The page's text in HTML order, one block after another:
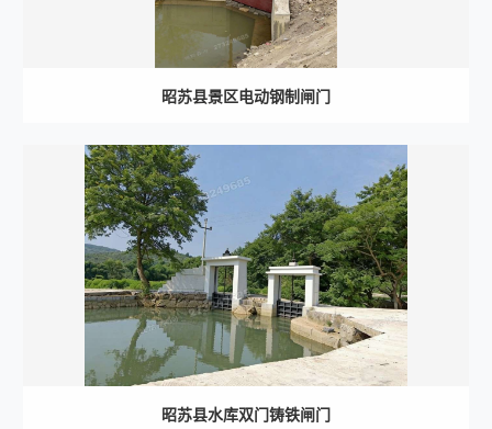
昭苏县景区电动钢制闸门
昭苏县水库双门铸铁闸门